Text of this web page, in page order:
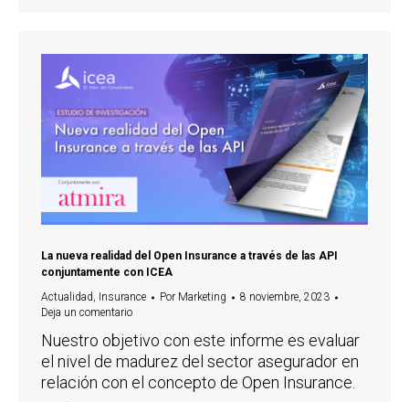
La nueva realidad del Open Insurance a través de las API
conjuntamente con ICEA
Actualidad, Insurance Por Marketing
8 noviembre, 2023
Deja un comentario
Nuestro objetivo con este informe es evaluar
el nivel de madurez del sector asegurador en
relación con el concepto de Open Insurance.